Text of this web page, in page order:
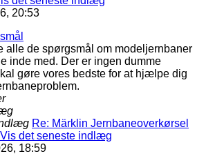
20:53
alle de spørgsmål om modeljernbaner
inde med. Der er ingen dumme
gøre vores bedste for at hjælpe dig
Re: Märklin Jernbaneoverkørsel
Vis det seneste indlæg
18:59